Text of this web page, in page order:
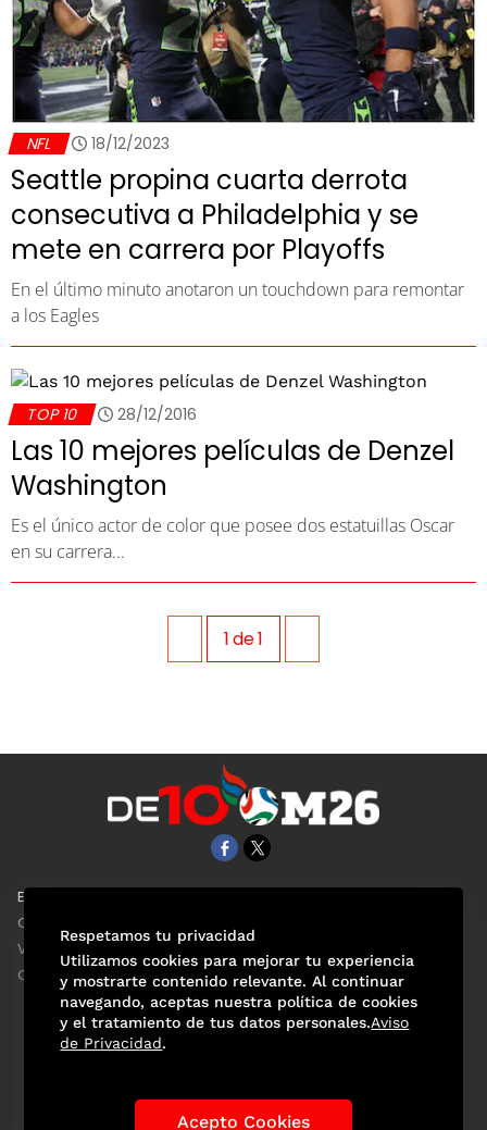
NFL 18/12/2023
Seattle propina cuarta derrota
consecutiva a Philadelphia y se
mete en carrera por Playoffs
En el último minuto anotaron un touchdown para remontar
a los Eagles
TOP 10 28/12/2016
Las 10 mejores películas de Denzel
Washington
Es el único actor de color que posee dos estatuillas Oscar
en su carrera...
1de1
EL UNIVERSAL
Clase
ViveUSA
Confabulario
Historia de los Mundiales Lo viral Anécdotas Mundialistas
Respetamos tu privacidad
Utilizamos cookies para mejorar tu experiencia
y mostrarte contenido relevante. Al continuar
navegando, aceptas nuestra política de cookies
y el tratamiento de tus datos personales.Aviso
de Privacidad.
Acepto Cookies